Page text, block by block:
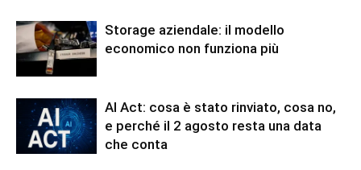
Storage aziendale: il modello
economico non funziona più
AI Act: cosa è stato rinviato, cosa no,
e perché il 2 agosto resta una data
che conta